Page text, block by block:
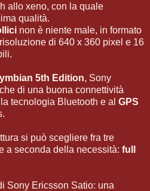
allo xeno, con la quale
qualità.
non è niente male, in formato
di 640 x 360 pixel e 16
5th Edition, Sony
di una buona connettività
tecnologia Bluetooth e al GPS
si può scegliere fra tre
a seconda della necessità: full
Sony Ericsson Satio: una